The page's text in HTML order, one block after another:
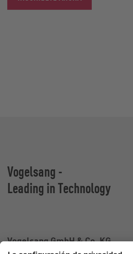
Vogelsang -
Leading in Technology
Vogelsang GmbH & Co. KG